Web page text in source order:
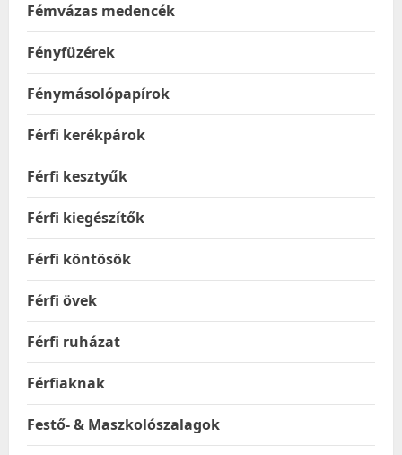
Fémvázas medencék
Fényfüzérek
Fénymásolópapírok
Férfi kerékpárok
Férfi kesztyűk
Férfi kiegészítők
Férfi köntösök
Férfi övek
Férfi ruházat
Férfiaknak
Festő- & Maszkolószalagok